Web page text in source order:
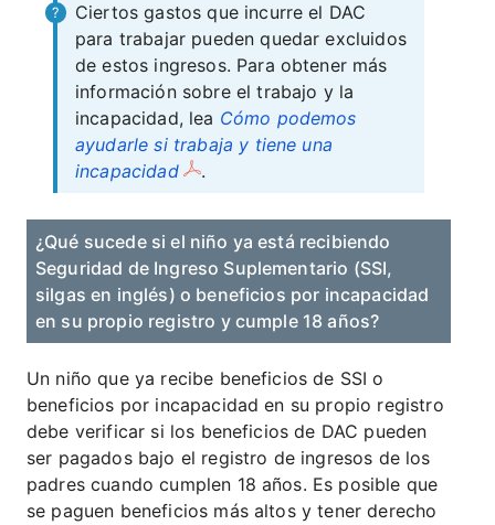
Ciertos gastos que incurre el DAC
para trabajar pueden quedar excluidos
de estos ingresos. Para obtener más
información sobre el trabajo y la
incapacidad, lea Cómo podemos
ayudarle si trabaja y tiene una
incapacidad
.
¿Qué sucede si el niño ya está recibiendo
Seguridad de Ingreso Suplementario (SSI,
silgas en inglés) o beneficios por incapacidad
en su propio registro y cumple 18 años?
Un niño que ya recibe beneficios de SSI o
beneficios por incapacidad en su propio registro
debe verificar si los beneficios de DAC pueden
ser pagados bajo el registro de ingresos de los
padres cuando cumplen 18 años. Es posible que
se paguen beneficios más altos y tener derecho